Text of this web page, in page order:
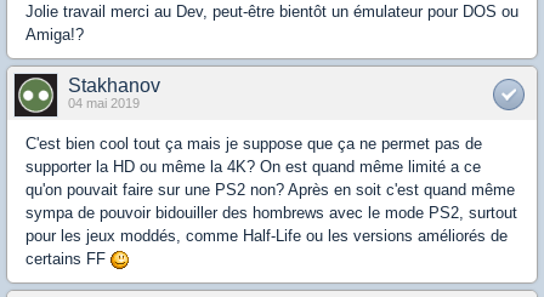
Jolie travail merci au Dev, peut-être bientôt un émulateur pour DOS ou
Amiga!?
Stakhanov
04 mai 2019
C'est bien cool tout ça mais je suppose que ça ne permet pas de
supporter la HD ou même la 4K? On est quand même limité a ce
qu'on pouvait faire sur une PS2 non? Après en soit c'est quand même
sympa de pouvoir bidouiller des hombrews avec le mode PS2, surtout
pour les jeux moddés, comme Half-Life ou les versions améliorés de
certains FF